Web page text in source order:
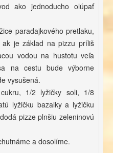
ako jednoducho olúpať
paradajkového pretlaku,
je základ na pizzu príliš
vodou na hustotu veľa
na cestu bude výborne
vysušená.
1/2 lyžičky soli, 1/8
lyžičku bazalky a lyžičku
pizze plnšiu zeleninovú
a dosolíme.